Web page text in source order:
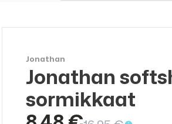
Jonathan
Jonathan
sormikkaat